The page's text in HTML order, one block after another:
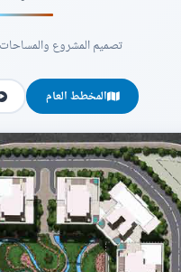
تصميم المشروع
المخطط العام